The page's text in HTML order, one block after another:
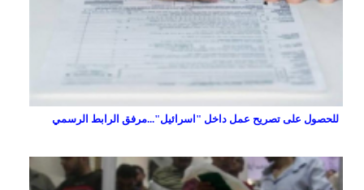
للحصول على تصريح عمل داخل "اسرائيل"...مرفق الرابط الرسمي